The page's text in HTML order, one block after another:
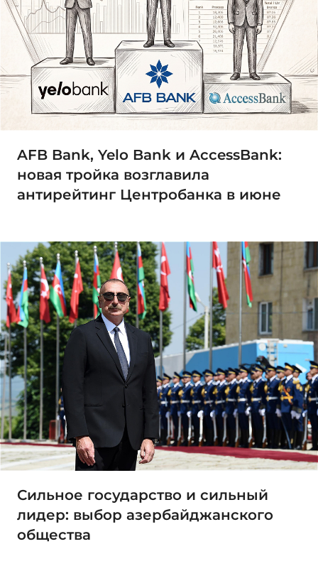
AFB Bank, Yelo Bank и AccessBank:
новая тройка возглавила
антирейтинг Центробанка в июне
Сильное государство и сильный
лидер: выбор азербайджанского
общества